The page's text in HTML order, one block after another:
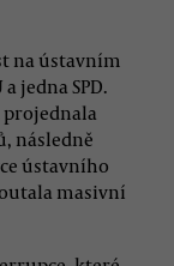
na ústavním
jedna SPD.
projednala
následně
ústavního
masivní